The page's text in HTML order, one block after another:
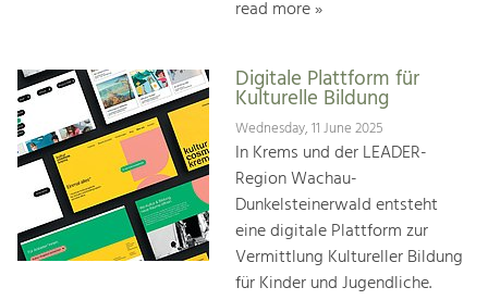
read more »
Digitale Plattform für
Kulturelle Bildung
Wednesday, 11 June 2025
In Krems und der LEADER-
Region Wachau-
Dunkelsteinerwald entsteht
eine digitale Plattform zur
Vermittlung Kultureller Bildung
für Kinder und Jugendliche.